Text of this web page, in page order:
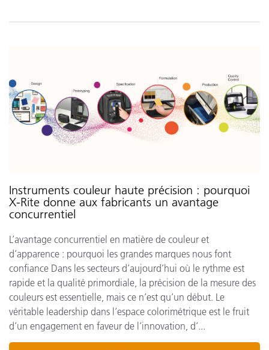
Instruments couleur haute précision : pourquoi
X-Rite donne aux fabricants un avantage
concurrentiel
L’avantage concurrentiel en matière de couleur et
d’apparence : pourquoi les grandes marques nous font
confiance Dans les secteurs d’aujourd’hui où le rythme est
rapide et la qualité primordiale, la précision de la mesure des
couleurs est essentielle, mais ce n’est qu’un début. Le
véritable leadership dans l’espace colorimétrique est le fruit
d’un engagement en faveur de l’innovation, d’...